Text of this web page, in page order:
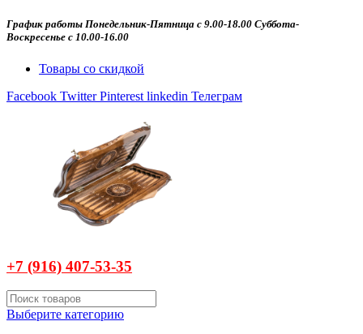
График работы Понедельник-Пятница с 9.00-18.00 Суббота-
Воскресенье с 10.00-16.00
Товары со скидкой
Facebook Twitter Pinterest linkedin Телеграм
+7 (916) 407-53-35
Выберите категорию